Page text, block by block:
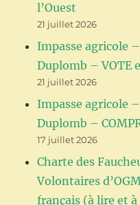
l’Ouest
21 juillet 2026
Impasse agricole
Duplomb – VOTE
21 juillet 2026
Impasse agricole
Duplomb –
17 juillet 2026
Charte des
Volontaires
français (à lire et